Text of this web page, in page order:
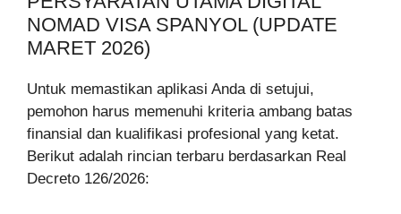
NOMAD VISA SPANYOL (UPDATE
MARET 2026)
Untuk memastikan aplikasi Anda di setujui,
pemohon harus memenuhi kriteria ambang batas
finansial dan kualifikasi profesional yang ketat.
Berikut adalah rincian terbaru berdasarkan Real
Decreto 126/2026: